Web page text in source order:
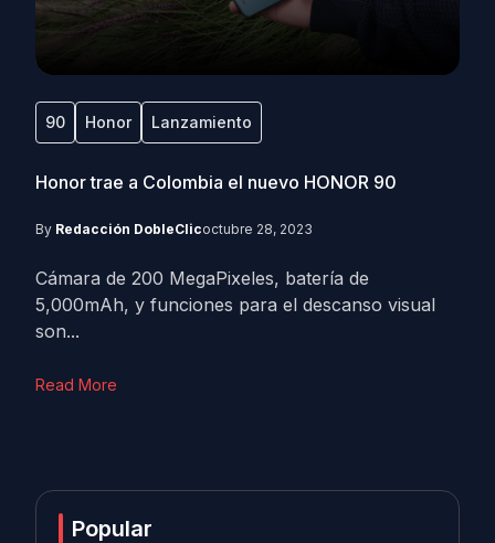
90 Honor Lanzamiento
Honor trae a Colombia el nuevo HONOR 90
By Redacción DobleClicoctubre 28, 2023
Cámara de 200 MegaPixeles, batería de
5,000mAh, y funciones para el descanso visual
son...
Read More
Popular